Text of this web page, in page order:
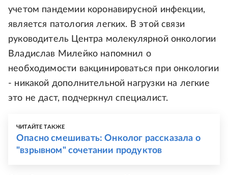
учетом пандемии коронавирусной инфекции,
является патология легких. В этой связи
руководитель Центра молекулярной онкологии
Владислав Милейко напомнил о
необходимости вакцинироваться при онкологии
- никакой дополнительной нагрузки на легкие
это не даст, подчеркнул специалист.
ЧИТАЙТЕ ТАКЖЕ
Опасно смешивать: Онколог рассказала о
"взрывном" сочетании продуктов